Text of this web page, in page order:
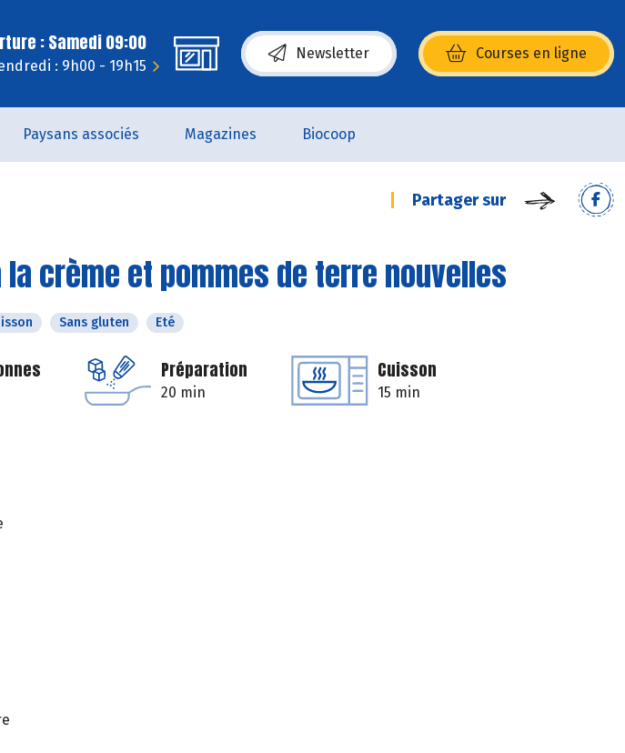
: Samedi 09:00
: 9h00 - 19h15
Newsletter Courses en ligne
(s’ouvre dans une nouvelle fenêtre)
Paysans associés Magazines Biocoop
Partager sur
la crème et pommes de terre nouvelles
Sans gluten Eté
Préparation
20 min
Cuisson
15 min